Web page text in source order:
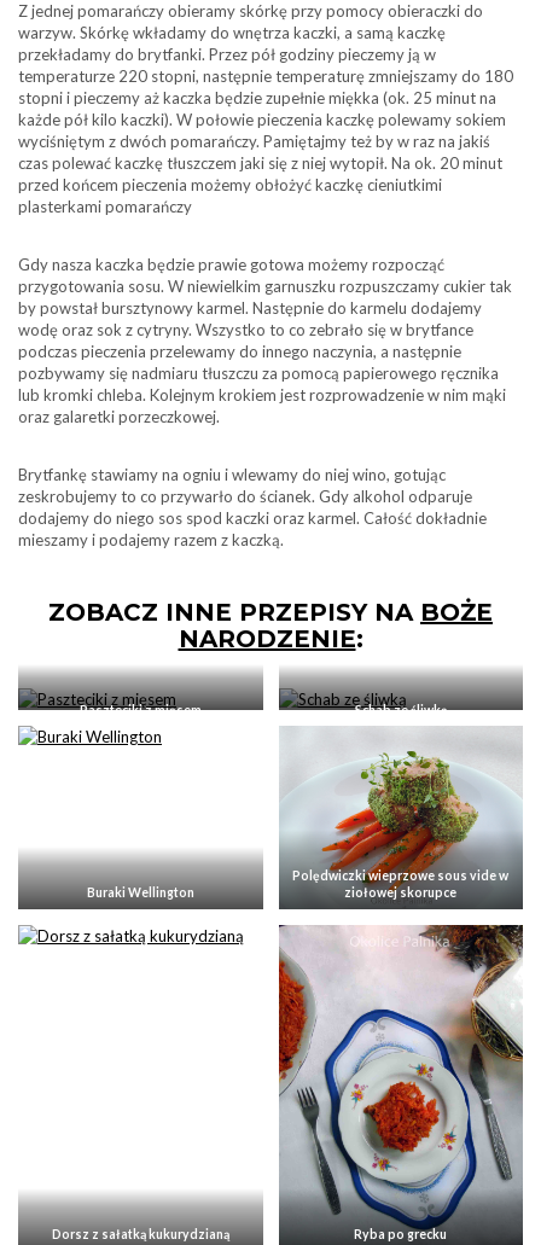
Z jednej pomarańczy obieramy skórkę przy pomocy obieraczki do
warzyw. Skórkę wkładamy do wnętrza kaczki, a samą kaczkę
przekładamy do brytfanki. Przez pół godziny pieczemy ją w
temperaturze 220 stopni, następnie temperaturę zmniejszamy do 180
stopni i pieczemy aż kaczka będzie zupełnie miękka (ok. 25 minut na
każde pół kilo kaczki). W połowie pieczenia kaczkę polewamy sokiem
wyciśniętym z dwóch pomarańczy. Pamiętajmy też by w raz na jakiś
czas polewać kaczkę tłuszczem jaki się z niej wytopił. Na ok. 20 minut
przed końcem pieczenia możemy obłożyć kaczkę cieniutkimi
plasterkami pomarańczy
Gdy nasza kaczka będzie prawie gotowa możemy rozpocząć
przygotowania sosu. W niewielkim garnuszku rozpuszczamy cukier tak
by powstał bursztynowy karmel. Następnie do karmelu dodajemy
wodę oraz sok z cytryny. Wszystko to co zebrało się w brytfance
podczas pieczenia przelewamy do innego naczynia, a następnie
pozbywamy się nadmiaru tłuszczu za pomocą papierowego ręcznika
lub kromki chleba. Kolejnym krokiem jest rozprowadzenie w nim mąki
oraz galaretki porzeczkowej.
Brytfankę stawiamy na ogniu i wlewamy do niej wino, gotując
zeskrobujemy to co przywarło do ścianek. Gdy alkohol odparuje
dodajemy do niego sos spod kaczki oraz karmel. Całość dokładnie
mieszamy i podajemy razem z kaczką.
ZOBACZ INNE PRZEPISY NA BOŻE
NARODZENIE:
Paszteciki z mięsem Schab ze śliwką
Buraki Wellington
Polędwiczki wieprzowe sous vide w
ziołowej skorupce
Dorsz z sałatką kukurydzianą Ryba po grecku